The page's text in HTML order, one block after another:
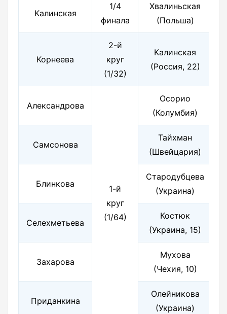
Калинская
1/4
финала
Хвалиньская
(Польша)
Корнеева
2-й
круг
(1/32)
Калинская
(Россия, 22)
Александрова
1-й
круг
(1/64)
Осорио
(Колумбия)
Самсонова
Тайхман
(Швейцария)
Блинкова
Стародубцева
(Украина)
Селехметьева
Костюк
(Украина, 15)
Захарова
Мухова
(Чехия, 10)
Приданкина
Олейникова
(Украина)